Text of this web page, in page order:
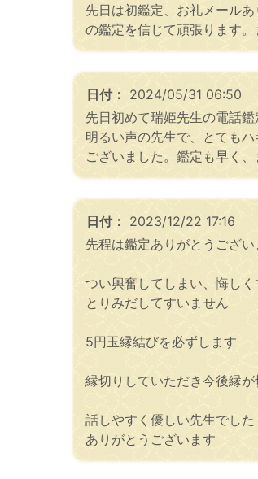
先日は初鑑定、お礼メール
の鑑定を信じて頑張ります
日付： 2024/05/31 06:50
先日初めて瑞姫先生の電話鑑
明るい声の先生で、とても
ございました。鑑定も早く
日付： 2023/12/22 17:16
先程は鑑定ありがとうござい
つい興奮してしまい、悔しく
とりみだしてすいません
5円玉縁結びを必ずします
縁切りしていただき今後縁
話しやすく優しい先生でした
ありがとうございます